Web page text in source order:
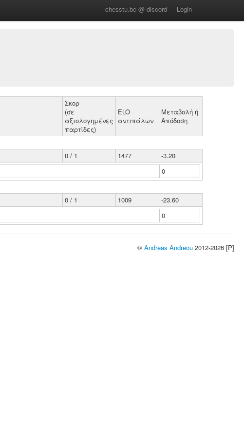
chesstu.be @ discord Login
Σκορ
(σε
αξιολογημένες
παρτίδες)
ELO
αντιπάλων
Μεταβολή ή
Απόδοση
0 / 1 1477
-3.20
0
0 / 1 1009
-23.60
0
© Andreas Andreou 2012-2026 [P]